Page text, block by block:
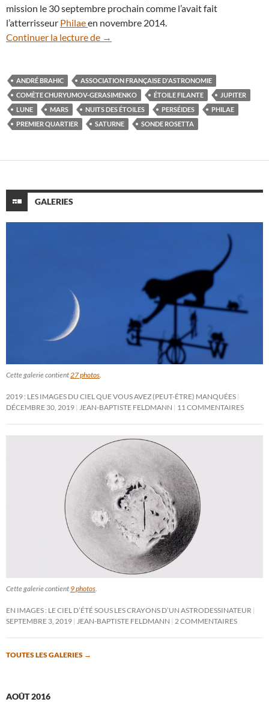
mission le 30 septembre prochain comme l’avait fait
l’atterrisseur Philaeen novembre 2014.
Continuer la lecture de
Profitez des Nuits des étoiles pour
→
ANDRÉ BRAHIC
ASSOCIATION FRANÇAISE D'ASTRONOMIE
COMÈTE CHURYUMOV-GERASIMENKO
ÉTOILE FILANTE
JUPITER
LUNE
MARS NUITS DES ÉTOILES PERSÉIDES
PHILAE
PREMIER QUARTIER
SATURNE SONDE ROSETTA
GALERIES
Cette galerie contient27 photos.
2019 : LES IMAGES DU CIEL QUE VOUS AVEZ (PEUT-ÊTRE) MANQUÉES
DÉCEMBRE 30, 2019 JEAN-BAPTISTE FELDMANN 11 COMMENTAIRES
Cette galerie contient 9 photos.
EN IMAGES : LE CIEL D’ÉTÉ SOUS LES CRAYONS D’UN ASTRODESSINATEUR
SEPTEMBRE 3, 2019 JEAN-BAPTISTE FELDMANN 2 COMMENTAIRES
TOUTES LES GALERIES →
AOÛT 2016